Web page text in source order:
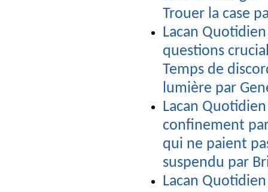
Trouer la case
Lacan
questions
Temps de
lumière par
Lacan
confinement
qui ne paient
suspendu par
Lacan